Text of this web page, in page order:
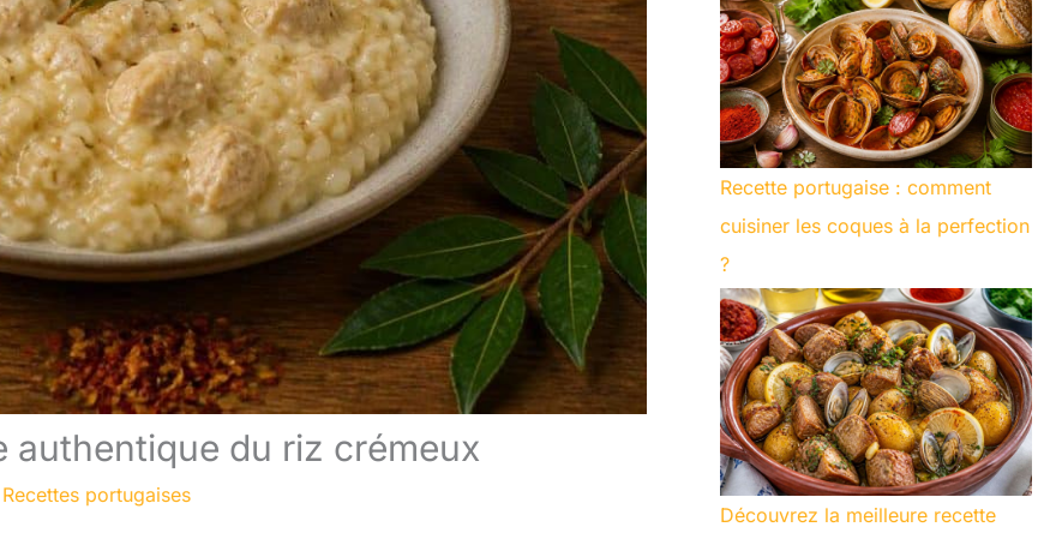
du riz crémeux
Recettes portugaises
Recette portugaise : comment
cuisiner les coques à la perfection
?
Découvrez la meilleure recette